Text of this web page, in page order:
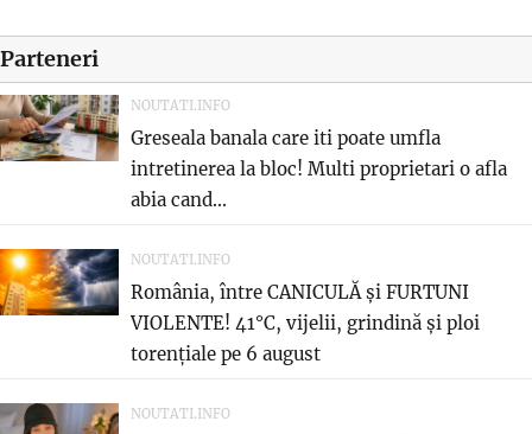
Parteneri
NOUTATI.INFO
Greseala banala care iti poate umfla
intretinerea la bloc! Multi proprietari o afla
abia cand...
NOUTATI.INFO
România, între CANICULĂ și FURTUNI
VIOLENTE! 41°C, vijelii, grindină și ploi
torențiale pe 6 august
NOUTATI.INFO